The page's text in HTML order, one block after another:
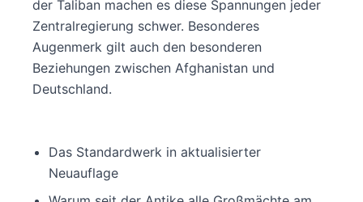
der Taliban machen es diese Spannungen jeder
Zentralregierung schwer. Besonderes
Augenmerk gilt auch den besonderen
Beziehungen zwischen Afghanistan und
Deutschland.
Das Standardwerk in aktualisierter
Neuauflage